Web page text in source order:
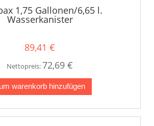
1,75 Gallonen/6,65 l.
Wasserkanister
89,41 €
Nettopreis:72,69 €
warenkorb hinzufügen